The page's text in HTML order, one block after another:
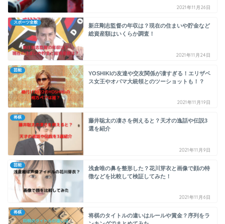
2021年11月26日
スポーツ全般
新庄剛志監督の年収は？現在の住まいや貯金など
総資産額はいくらか調査！
2021年11月24日
芸能
YOSHIKIの友達や交友関係が凄すぎる！エリザベ
ス女王やオバマ大統領とのツーショットも！？
2021年11月19日
将棋
藤井聡太の凄さを例えると？天才の逸話や伝説3
選を紹介
2021年11月9日
芸能
浅倉唯の鼻を整形した？花川芽衣と画像で顔の特
徴などを比較して検証してみた！
2021年11月6日
将棋
将棋のタイトルの違いはルールや賞金？序列をラ